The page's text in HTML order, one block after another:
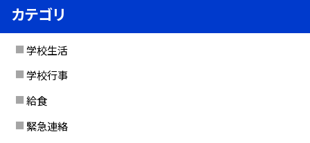
カテゴリ
学校生活
学校行事
給食
緊急連絡